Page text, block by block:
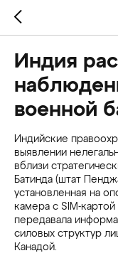
Индия
военной
Индийские
выявлении
вблизи
Батинда (штат
установленная на
камера с SIM-
передавала
силовых структур
Канадой.